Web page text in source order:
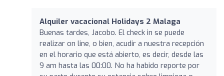
Alquiler vacacional Holidays 2 Malaga
Buenas tardes, Jacobo. El check in se puede
realizar on line, o bien, acudir a nuestra recepción
en el horario que está abierto, es decir, desde las
9 am hasta las 00:00. No ha habido reporte por